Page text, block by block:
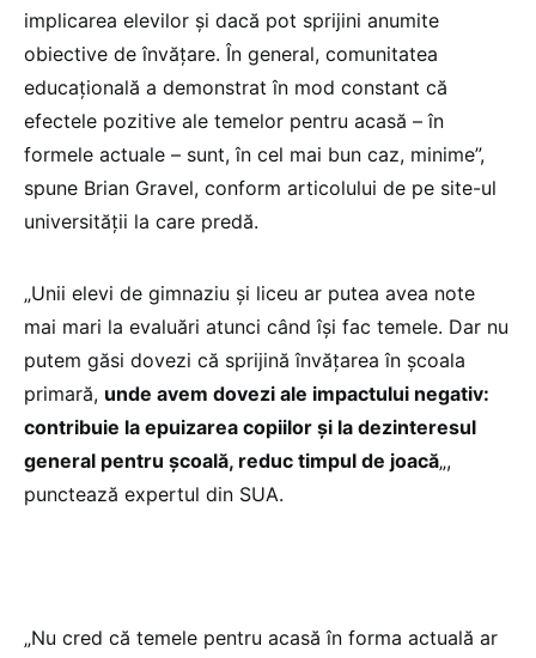
implicarea elevilor și dacă pot sprijini anumite
obiective de învățare. În general, comunitatea
educațională a demonstrat în mod constant că
efectele pozitive ale temelor pentru acasă – în
formele actuale – sunt, în cel mai bun caz, minime”,
spune Brian Gravel, conform articolului de pe site-ul
universității la care predă.
„Unii elevi de gimnaziu și liceu ar putea avea note
mai mari la evaluări atunci când își fac temele. Dar nu
putem găsi dovezi că sprijină învățarea în școala
primară, unde avem dovezi ale impactului negativ:
contribuie la epuizarea copiilor și la dezinteresul
general pentru școală, reduc timpul de joacă„,
punctează expertul din SUA.
„Nu cred că temele pentru acasă în forma actuală ar